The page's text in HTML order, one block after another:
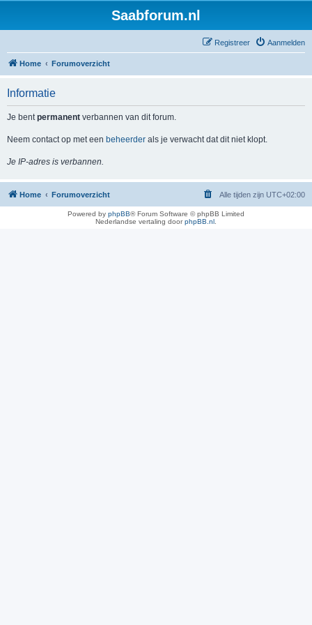
Saabforum.nl
Aanmelden
Registreer
Home Forumoverzicht
Informatie
Je bentpermanent verbannen van dit forum.
Neem contact op met een beheerder als je verwacht dat dit niet klopt.
Je IP-adres is verbannen.
Home Forumoverzicht Alle tijden zijn UTC+02:00
Powered by phpBB® Forum Software © phpBB Limited
Nederlandse vertaling doorphpBB.nl